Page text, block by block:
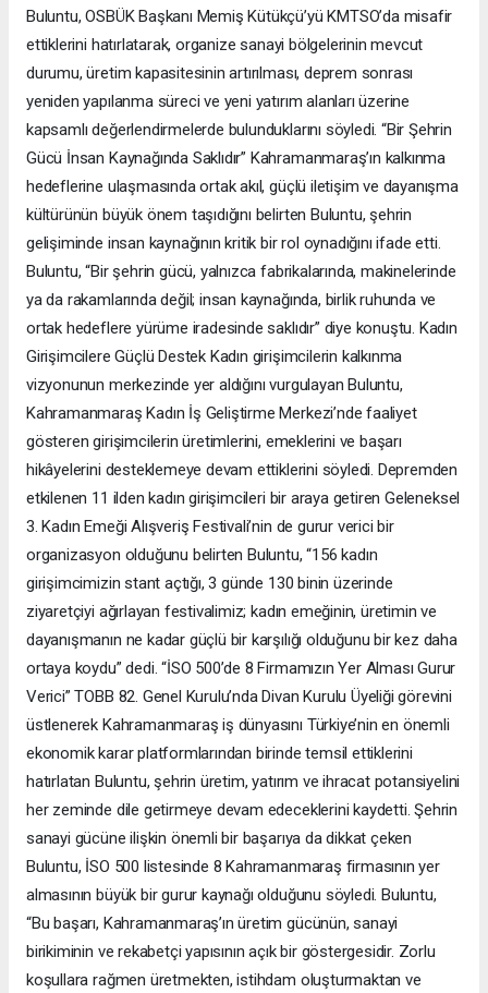
Buluntu, OSBÜK Başkanı Memiş Kütükçü’yü KMTSO’da misafir
ettiklerini hatırlatarak, organize sanayi bölgelerinin mevcut
durumu, üretim kapasitesinin artırılması, deprem sonrası
yeniden yapılanma süreci ve yeni yatırım alanları üzerine
kapsamlı değerlendirmelerde bulunduklarını söyledi. “Bir Şehrin
Gücü İnsan Kaynağında Saklıdır” Kahramanmaraş’ın kalkınma
hedeflerine ulaşmasında ortak akıl, güçlü iletişim ve dayanışma
kültürünün büyük önem taşıdığını belirten Buluntu, şehrin
gelişiminde insan kaynağının kritik bir rol oynadığını ifade etti.
Buluntu, “Bir şehrin gücü, yalnızca fabrikalarında, makinelerinde
ya da rakamlarında değil; insan kaynağında, birlik ruhunda ve
ortak hedeflere yürüme iradesinde saklıdır” diye konuştu. Kadın
Girişimcilere Güçlü Destek Kadın girişimcilerin kalkınma
vizyonunun merkezinde yer aldığını vurgulayan Buluntu,
Kahramanmaraş Kadın İş Geliştirme Merkezi’nde faaliyet
gösteren girişimcilerin üretimlerini, emeklerini ve başarı
hikâyelerini desteklemeye devam ettiklerini söyledi. Depremden
etkilenen 11 ilden kadın girişimcileri bir araya getiren Geleneksel
3. Kadın Emeği Alışveriş Festivali’nin de gurur verici bir
organizasyon olduğunu belirten Buluntu, “156 kadın
girişimcimizin stant açtığı, 3 günde 130 binin üzerinde
ziyaretçiyi ağırlayan festivalimiz; kadın emeğinin, üretimin ve
dayanışmanın ne kadar güçlü bir karşılığı olduğunu bir kez daha
ortaya koydu” dedi. “İSO 500’de 8 Firmamızın Yer Alması Gurur
Verici” TOBB 82. Genel Kurulu’nda Divan Kurulu Üyeliği görevini
üstlenerek Kahramanmaraş iş dünyasını Türkiye’nin en önemli
ekonomik karar platformlarından birinde temsil ettiklerini
hatırlatan Buluntu, şehrin üretim, yatırım ve ihracat potansiyelini
her zeminde dile getirmeye devam edeceklerini kaydetti. Şehrin
sanayi gücüne ilişkin önemli bir başarıya da dikkat çeken
Buluntu, İSO 500 listesinde 8 Kahramanmaraş firmasının yer
almasının büyük bir gurur kaynağı olduğunu söyledi. Buluntu,
“Bu başarı, Kahramanmaraş’ın üretim gücünün, sanayi
birikiminin ve rekabetçi yapısının açık bir göstergesidir. Zorlu
koşullara rağmen üretmekten, istihdam oluşturmaktan ve